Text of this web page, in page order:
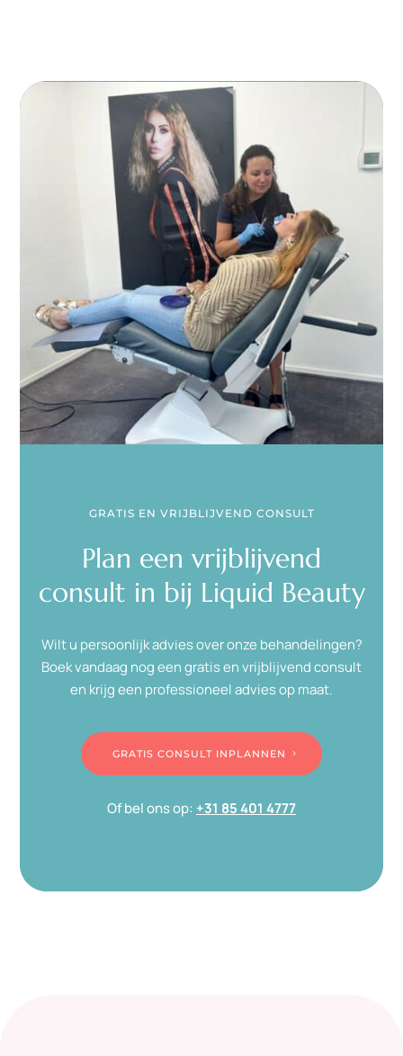
GRATIS EN VRIJBLIJVEND CONSULT
Plan een vrijblijvend
consult in bij Liquid Beauty
Wilt u persoonlijk advies over onze behandelingen?
Boek vandaag nog een gratis en vrijblijvend consult
en krijg een professioneel advies op maat.
GRATIS CONSULT INPLANNEN
Of bel ons op: +31 85 401 4777